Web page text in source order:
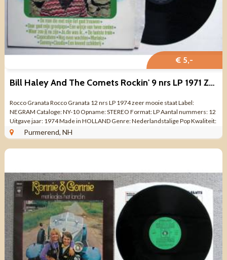
€ 5,-
Bill Haley And The Comets Rockin' 9 nrs LP 1971 ZGAN
Rocco Granata Rocco Granata 12 nrs LP 1974 zeer mooie staat Label:
NEGRAM Cataloge: NY-10 Opname: STEREO Format: LP Aantal nummers: 12
Uitgave jaar: 1974 Made in HOLLAND Genre: Nederlandstalige Pop Kwaliteit:
ZEER MOOIE STAAT ...
Purmerend, NH